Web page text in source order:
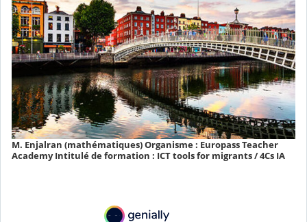
M. Enjalran (mathématiques) Organisme : Europass Teacher
Academy Intitulé de formation : ICT tools for migrants / 4Cs IA